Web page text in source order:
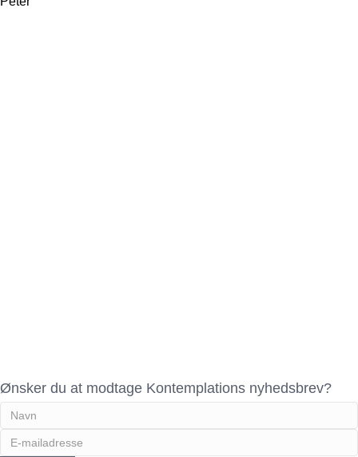
Ønsker du at modtage Kontemplations nyhedsbrev?